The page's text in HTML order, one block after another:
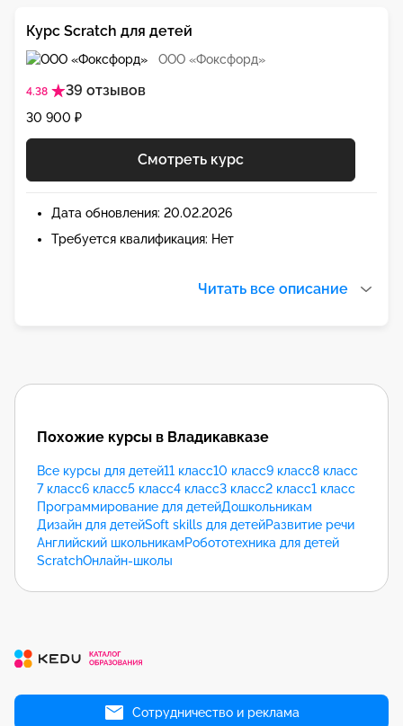
ООО «Фоксфорд»
4.38 39 отзывов
Курс Scratch для детей
30 900 ₽
Смотреть курс
Дата обновления: 20.02.2026
Требуется квалификация: Нет
Читать все описание
Похожие курсы в Владикавказе
Все курсы для детей11 класс10 класс9 класс8 класс
7 класс6 класс5 класс4 класс3 класс2 класс1 класс
Программирование для детейДошкольникам
Дизайн для детейSoft skills для детейРазвитие речи
Английский школьникамРобототехника для детей
ScratchОнлайн-школы
Сотрудничество и реклама